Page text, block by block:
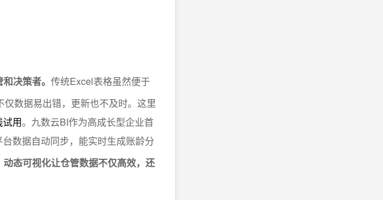
决策者。 传统Excel表格虽然便于
数据易出错，更新也不及时。这里
试用。九数云BI作为高成长型企业首
数据自动同步，能实时生成账龄分
动态可视化让仓管数据不仅高效，还